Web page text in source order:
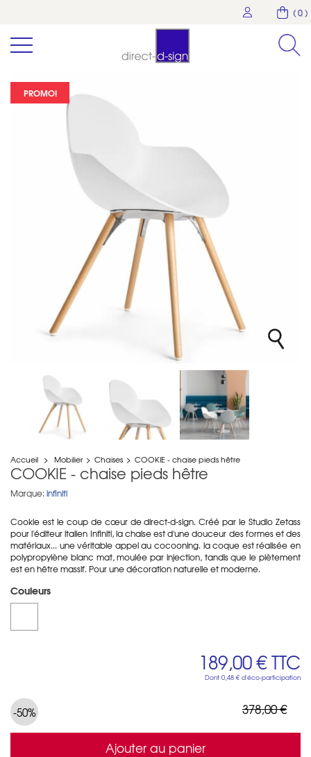
( 0 )
PROMO!
Accueil > Mobilier > Chaises > COOKIE - chaise pieds hêtre
COOKIE - chaise pieds hêtre
Marque: infiniti
Cookie est le coup de cœur de direct-d-sign. Créé par le Studio Zetass
pour l'éditeur italien Infiniti, la chaise est d'une douceur des formes et des
matériaux... une véritable appel au cocooning. la coque est réalisée en
polypropylène blanc mat, moulée par injection, tandis que le piètement
est en hêtre massif. Pour une décoration naturelle et moderne.
Couleurs
189,00 €TTC
Dont 0,48 € d'éco-participation
-50% 378,00 €
Ajouter au panier